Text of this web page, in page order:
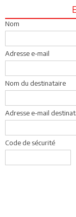
Nom
Adresse e-mail
Nom du destinataire
Adresse e-mail
Code de sécurité